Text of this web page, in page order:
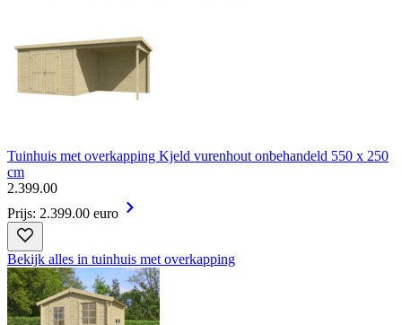
Tuinhuis met overkapping Kjeld vurenhout onbehandeld 550 x 250
cm
2.399.00
Prijs: 2.399.00 euro
Bekijk alles in tuinhuis met overkapping